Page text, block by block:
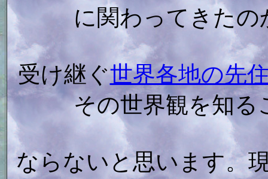
に関わってきた
受け継ぐ世界各地の先
その世界観を知る
ならないと思います。